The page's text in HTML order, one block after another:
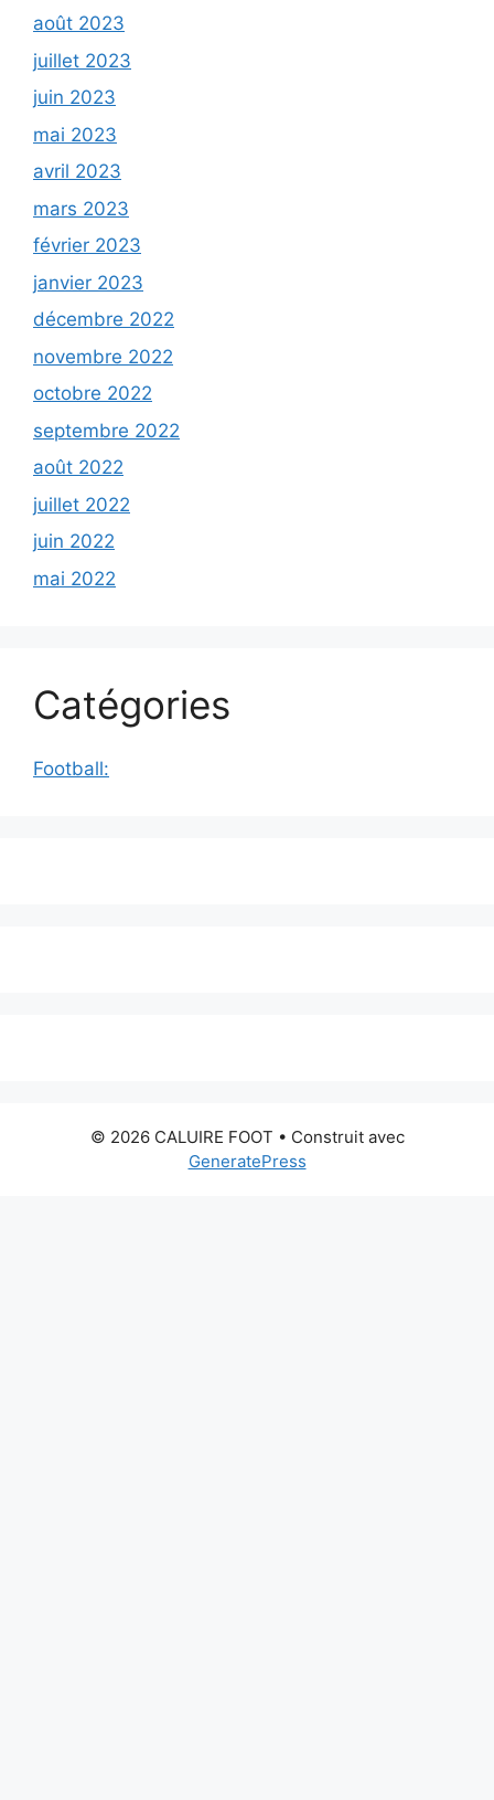
août 2023
juillet 2023
juin 2023
mai 2023
avril 2023
mars 2023
février 2023
janvier 2023
décembre 2022
novembre 2022
octobre 2022
septembre 2022
août 2022
juillet 2022
juin 2022
mai 2022
Catégories
Football:
© 2026 CALUIRE FOOT • Construit avec
GeneratePress